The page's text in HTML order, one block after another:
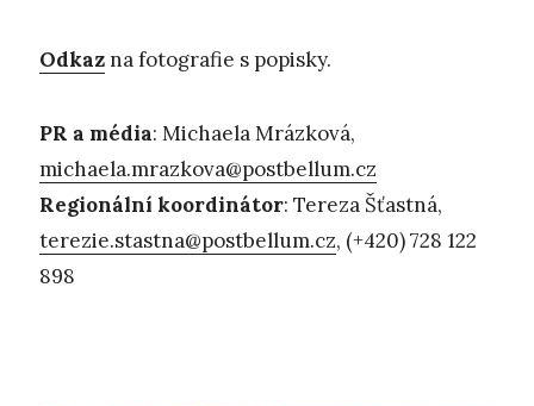
Odkazna fotografie s popisky.
PR a média: Michaela Mrázková,
michaela.mrazkova@postbellum.cz
Regionální koordinátor: Tereza Šťastná,
terezie.stastna@postbellum.cz, (+420) 728 122
898